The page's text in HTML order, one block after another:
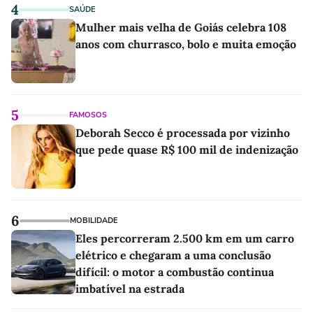
4 SAÚDE
Mulher mais velha de Goiás celebra 108
anos com churrasco, bolo e muita emoção
5 FAMOSOS
Deborah Secco é processada por vizinho
que pede quase R$ 100 mil de indenização
6 MOBILIDADE
Eles percorreram 2.500 km em um carro
elétrico e chegaram a uma conclusão
difícil: o motor a combustão continua
imbatível na estrada